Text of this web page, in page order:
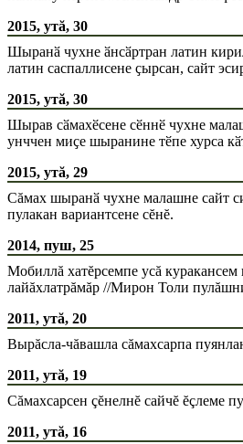
2015, утă, 30
Шыранӑ чухне ӑнсӑртран латин
латин саспаллисене ҫырсан, сайт
2015, утă, 30
Шырав сӑмахӗсене сӗннӗ чухне
унччен миҫе шыранине тӗпе хурса
2015, утă, 29
Сăмах шыранӑ чухне малашне сайт
пулакан вариантсене сĕнĕ.
2014, пуш, 25
Мобиллă хатĕрсемпе усă куракансем
лайăхлатрăмăр //Мирон Толи
2011, утă, 20
Вырăсла-чăвашла сăмахсарпа
2011, утă, 19
Сăмахсарсен çĕнелнĕ сайчĕ ĕçлеме
2011, утă, 16